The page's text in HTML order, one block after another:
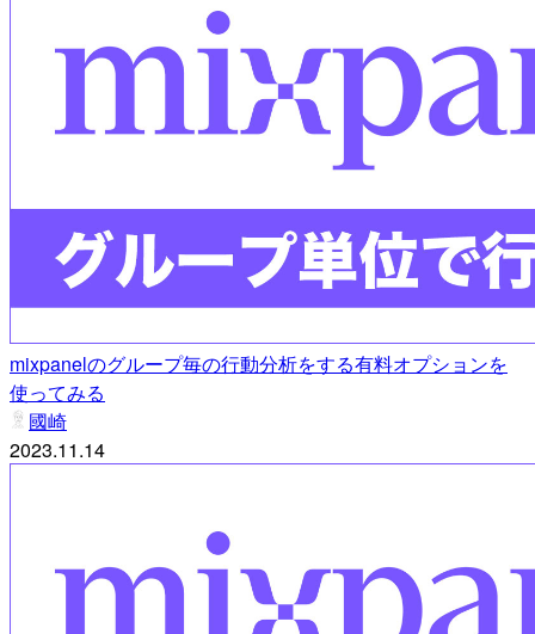
mixpanelのグループ毎の行動分析をする有料オプションを
使ってみる
國崎
2023.11.14